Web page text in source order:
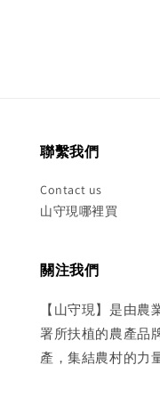
聯繫我們
Contact us
山守現哪裡買
關注我們
【山守現】是由
署所扶植的農產品
產，集結農村的力